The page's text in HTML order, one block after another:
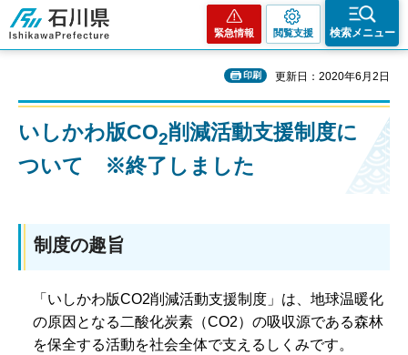
石川県
緊急情報 閲覧支援 検索メニュー
印刷 更新日：2020年6月2日
いしかわ版CO2削減活動支援制度に
ついて ※終了しました
制度の趣旨
「いしかわ版CO2削減活動支援制度」は、地球温暖化
の原因となる二酸化炭素（CO2）の吸収源である森林
を保全する活動を社会全体で支えるしくみです。